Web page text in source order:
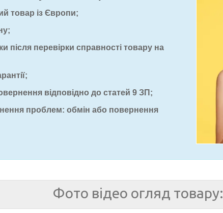
товар із Європи;
після перевірки справності товару на
відповідно до статей 9 ЗП;
проблем: обмін або повернення
Фото відео огляд товару: